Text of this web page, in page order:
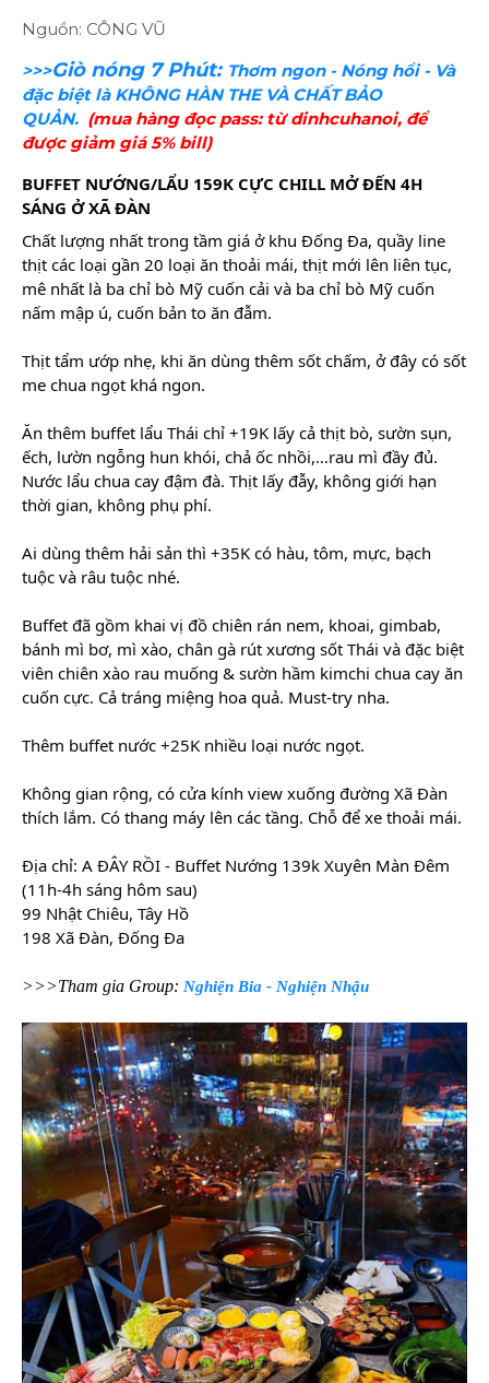
Nguồn: CÔNG VŨ
>>>Giò nóng 7 Phút: Thơm ngon - Nóng hổi - Và
đặc biệt là KHÔNG HÀN THE VÀ CHẤT BẢO
QUẢN. (mua hàng đọc pass: từ dinhcuhanoi, để
được giảm giá 5% bill)
BUFFET NƯỚNG/LẨU 159K CỰC CHILL MỞ ĐẾN 4H
SÁNG Ở XÃ ĐÀN
Chất lượng nhất trong tầm giá ở khu Đống Đa, quầy line
thịt các loại gần 20 loại ăn thoải mái, thịt mới lên liên tục,
mê nhất là ba chỉ bò Mỹ cuốn cải và ba chỉ bò Mỹ cuốn
nấm mập ú, cuốn bản to ăn đẫm.
Thịt tẩm ướp nhẹ, khi ăn dùng thêm sốt chấm, ở đây có sốt
me chua ngọt khá ngon.
Ăn thêm buffet lẩu Thái chỉ +19K lấy cả thịt bò, sườn sụn,
ếch, lườn ngỗng hun khói, chả ốc nhồi,…rau mì đầy đủ.
Nước lẩu chua cay đậm đà. Thịt lấy đẫy, không giới hạn
thời gian, không phụ phí.
Ai dùng thêm hải sản thì +35K có hàu, tôm, mực, bạch
tuộc và râu tuộc nhé.
Buffet đã gồm khai vị đồ chiên rán nem, khoai, gimbab,
bánh mì bơ, mì xào, chân gà rút xương sốt Thái và đặc biệt
viên chiên xào rau muống & sườn hầm kimchi chua cay ăn
cuốn cực. Cả tráng miệng hoa quả. Must-try nha.
Thêm buffet nước +25K nhiều loại nước ngọt.
Không gian rộng, có cửa kính view xuống đường Xã Đàn
thích lắm. Có thang máy lên các tầng. Chỗ để xe thoải mái.
Địa chỉ: A ĐÂY RỒI - Buffet Nướng 139k Xuyên Màn Đêm
(11h-4h sáng hôm sau)
99 Nhật Chiêu, Tây Hồ
198 Xã Đàn, Đống Đa
>>>Tham gia Group: Nghiện Bia - Nghiện Nhậu